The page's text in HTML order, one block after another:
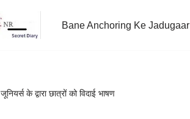
Bane Anchoring Ke Jadugaar
जूनियर्स के द्वारा छात्रों को विदाई भाषण